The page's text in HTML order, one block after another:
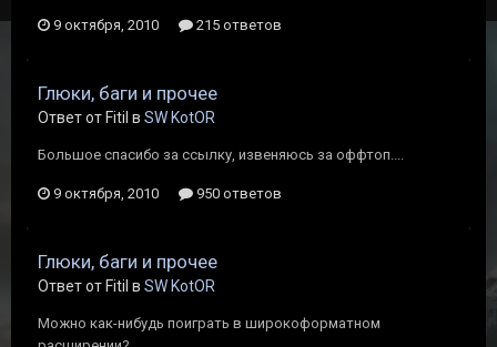
9 октября, 2010 215 ответов
Глюки, баги и прочее
Ответ от Fitil в SW KotOR
Большое спасибо за ссылку, извеняюсь за оффтоп....
9 октября, 2010 950 ответов
Глюки, баги и прочее
Ответ от Fitil в SW KotOR
Можно как-нибудь поиграть в широкоформатном